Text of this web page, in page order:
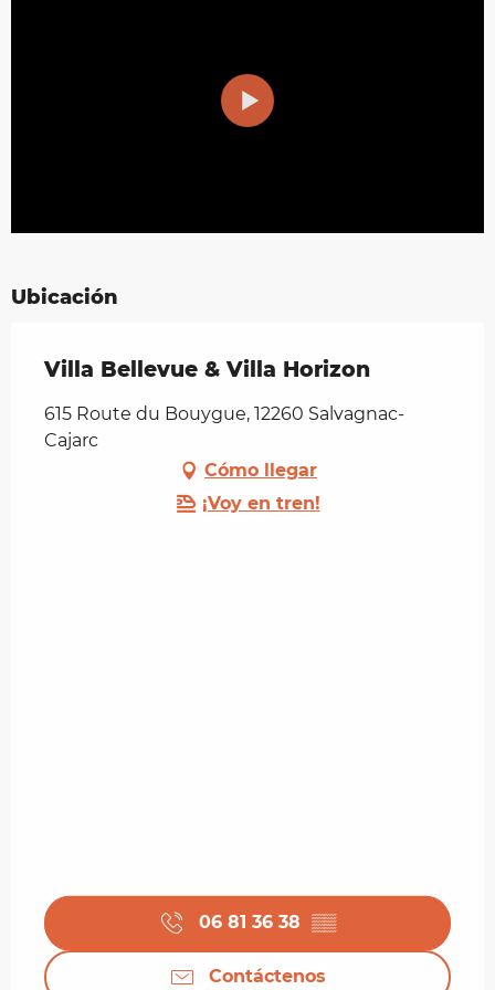
Ubicación
Villa Bellevue & Villa Horizon
615 Route du Bouygue, 12260 Salvagnac-
Cajarc
Cómo llegar
¡Voy en tren!
06 81 36 38 ▒▒
Contáctenos